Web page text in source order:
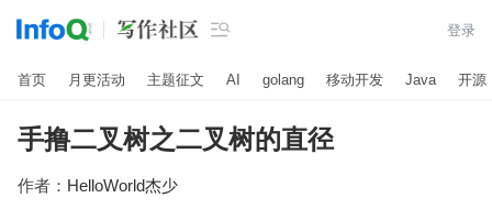
 登录
首页 月更活动 主题征文 AI golang 移动开发 Java 开源
手撸二叉树之二叉树的直径
作者： HelloWorld杰少